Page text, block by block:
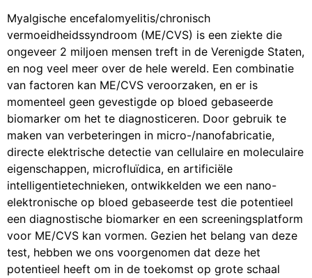
Myalgische encefalomyelitis/chronisch
vermoeidheidssyndroom (ME/CVS) is een ziekte die
ongeveer 2 miljoen mensen treft in de Verenigde Staten,
en nog veel meer over de hele wereld. Een combinatie
van factoren kan ME/CVS veroorzaken, en er is
momenteel geen gevestigde op bloed gebaseerde
biomarker om het te diagnosticeren. Door gebruik te
maken van verbeteringen in micro-/nanofabricatie,
directe elektrische detectie van cellulaire en moleculaire
eigenschappen, microfluïdica, en artificiële
intelligentietechnieken, ontwikkelden we een nano-
elektronische op bloed gebaseerde test die potentieel
een diagnostische biomarker en een screeningsplatform
voor ME/CVS kan vormen. Gezien het belang van deze
test, hebben we ons voorgenomen dat deze het
potentieel heeft om in de toekomst op grote schaal